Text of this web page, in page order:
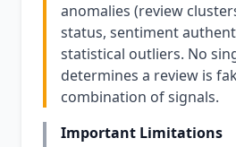
anomalies (review
status, sentiment
statistical outliers. No
determines a review is
combination of signals.
Important Limitations